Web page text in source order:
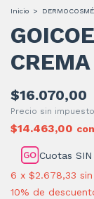
Inicio >
CREMA
$16.070,00
Precio sin
$14.463,00 con
Cuotas
6 x $2.678,33
10% de